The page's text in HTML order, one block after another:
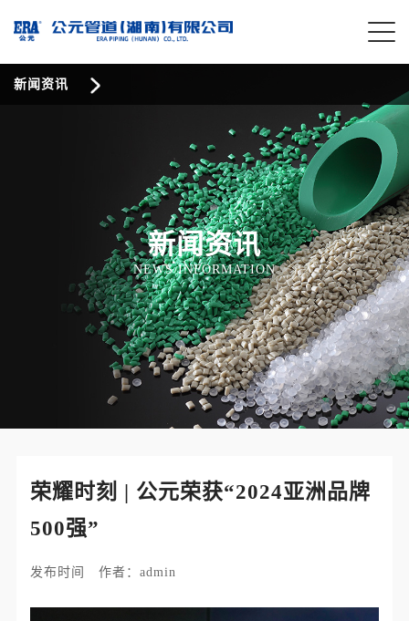
新闻资讯
新闻资讯
NEWS INFORMATION
荣耀时刻 | 公元荣获“2024亚洲品牌
500强”
发布时间 作者：admin